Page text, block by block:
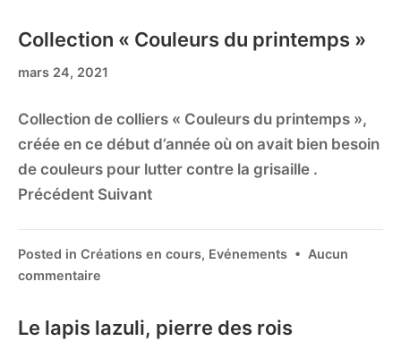
Collection « Couleurs du printemps »
mars 24, 2021
Collection de colliers « Couleurs du printemps »,
créée en ce début d’année où on avait bien besoin
de couleurs pour lutter contre la grisaille .
Précédent Suivant
Posted in Créations en cours, Evénements • Aucun
commentaire
Le lapis lazuli, pierre des rois